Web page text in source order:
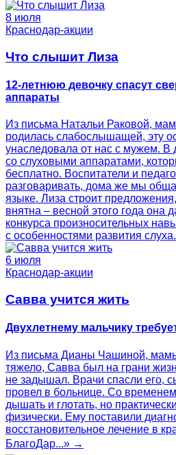
8 июля
Краснодар-акции
Что слышит Лиза
12-летнюю девочку спасут
аппараты
Из письма Натальи Раковой,
родилась слабослышащей, эту
унаследовала от нас с мужем. В
со слуховыми аппаратами,
бесплатно. Воспитатели и
разговаривать, дома же мы
языке. Лиза строит
внятна – весной этого года она
конкурса произносительных
с особенностями развития
6 июля
Краснодар-акции
Савва учится жить
Двухлетнему мальчику
Из письма Дианы Чашиной,
тяжело, Савва был на грани
не задышал. Врачи спасли его,
провел в больнице. Со
дышать и глотать, но
физически. Ему поставили
восстановительное лечение в
БлагоДар...» →